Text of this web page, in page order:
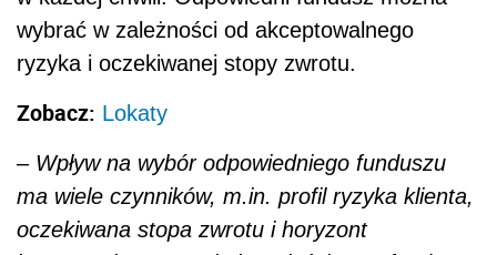
wybrać w zależności od akceptowalnego
ryzyka i oczekiwanej stopy zwrotu.
Zobacz: Lokaty
– Wpływ na wybór odpowiedniego funduszu
ma wiele czynników, m.in. profil ryzyka klienta,
oczekiwana stopa zwrotu i horyzont